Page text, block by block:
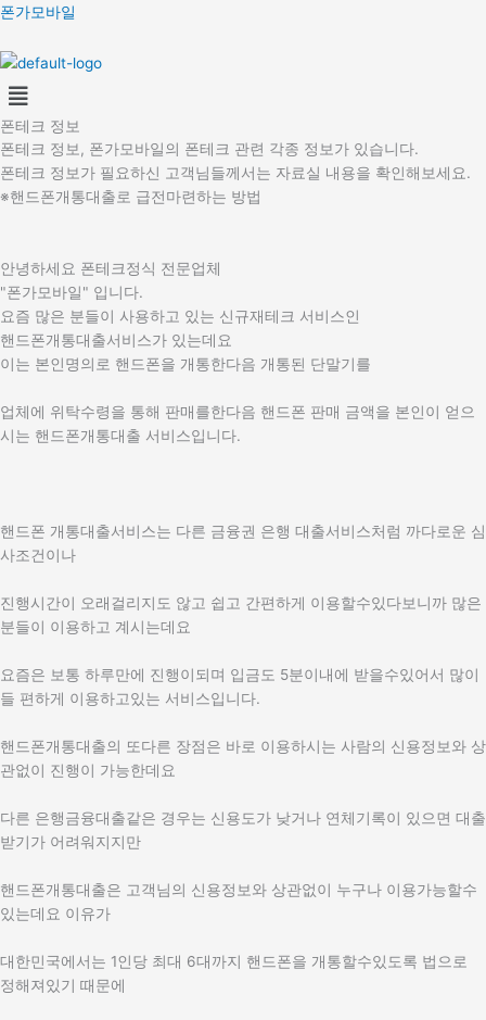
콘
츠
로
건
너
뛰
기
폰가모바일
Menu
폰테크 정보
폰테크 정보, 폰가모바일의 폰테크 관련 각종 정보가 있습니다.
폰테크 정보가 필요하신 고객님들께서는 자료실 내용을 확인해보세요.
※핸드폰개통대출로 급전마련하는 방법
안녕하세요 폰테크정식 전문업체
"폰가모바일" 입니다.
요즘 많은 분들이 사용하고 있는 신규재테크 서비스인
핸드폰개통대출서비스가 있는데요
이는 본인명의로 핸드폰을 개통한다음 개통된 단말기를
업체에 위탁수령을 통해 판매를한다음 핸드폰 판매 금액을 본인이 얻으
시는 핸드폰개통대출 서비스입니다.
핸드폰 개통대출서비스는 다른 금융권 은행 대출서비스처럼 까다로운 심
사조건이나
진행시간이 오래걸리지도 않고 쉽고 간편하게 이용할수있다보니까 많은
분들이 이용하고 계시는데요
요즘은 보통 하루만에 진행이되며 입금도 5분이내에 받을수있어서 많이
들 편하게 이용하고있는 서비스입니다.
핸드폰개통대출의 또다른 장점은 바로 이용하시는 사람의 신용정보와 상
관없이 진행이 가능한데요
다른 은행금융대출같은 경우는 신용도가 낮거나 연체기록이 있으면 대출
받기가 어려워지지만
핸드폰개통대출은 고객님의 신용정보와 상관없이 누구나 이용가능할수
있는데요 이유가
대한민국에서는 1인당 최대 6대까지 핸드폰을 개통할수있도록 법으로
정해져있기 때문에